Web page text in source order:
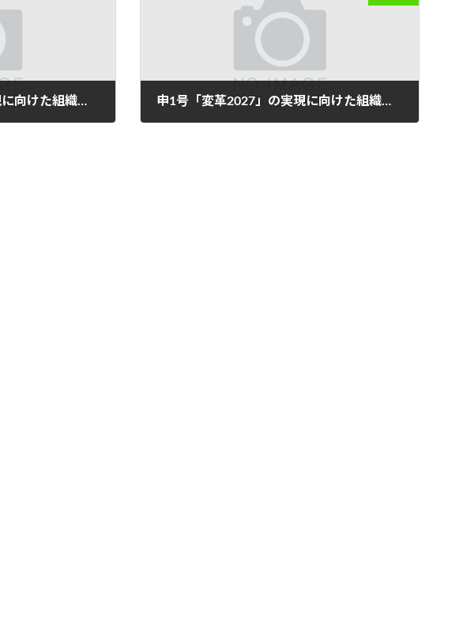
申1号「変革2027」の実現に向けた組織の再編について団体交渉開催！① 申1号「変革2027」の実現に向けた組織の再編について団体交渉開催！③